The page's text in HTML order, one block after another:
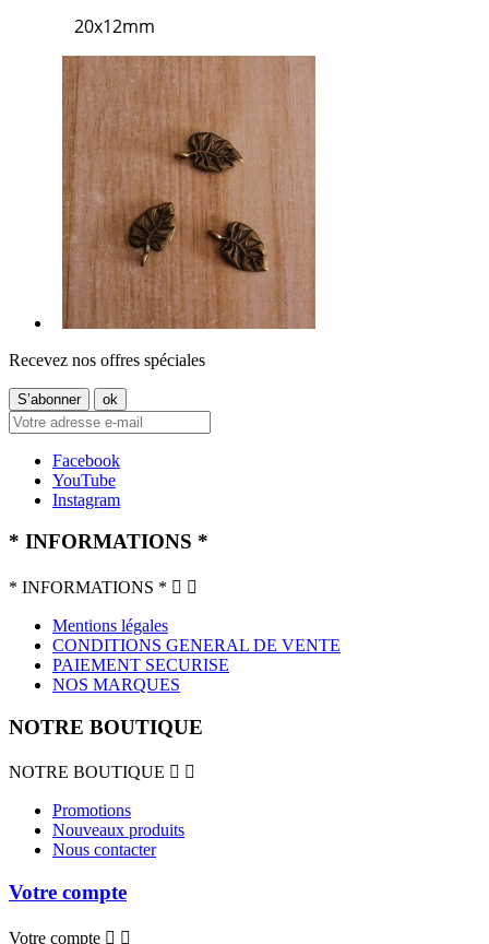
20x12mm
Recevez nos offres spéciales
Facebook
YouTube
Instagram
* INFORMATIONS *
* INFORMATIONS *  
Mentions légales
CONDITIONS GENERAL DE VENTE
PAIEMENT SECURISE
NOS MARQUES
NOTRE BOUTIQUE
NOTRE BOUTIQUE  
Promotions
Nouveaux produits
Nous contacter
Votre compte
Votre compte  